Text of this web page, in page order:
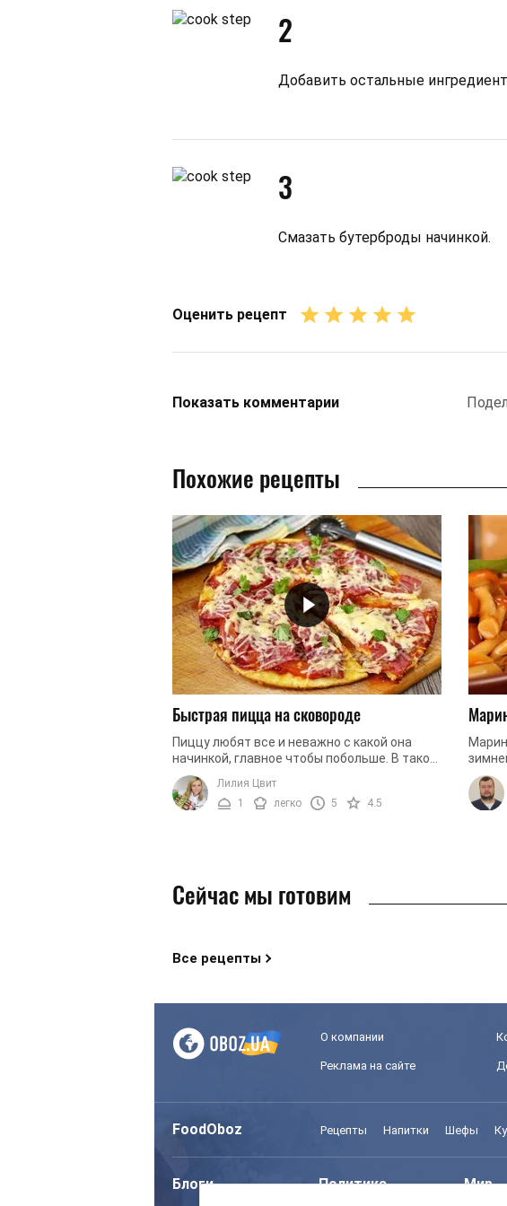
2
Добавить остальные
3
Смазать бутерброды начинкой.
Оценить рецепт
Показать комментарии
Похожие рецепты
Быстрая пицца на сковороде
Пиццу любят все и неважно с какой она
начинкой, главное чтобы побольше. В таком
случае, что может быть лучше, чем
приготовить ее самостоятельно из ...
Лилия Цвит
1
легко 5 4.5
вместе!
Сейчас мы готовим
Все рецепты
О компании
Реклама на сайте
FoodOboz Рецепты Напитки Шефы
Блоги Политика Мир